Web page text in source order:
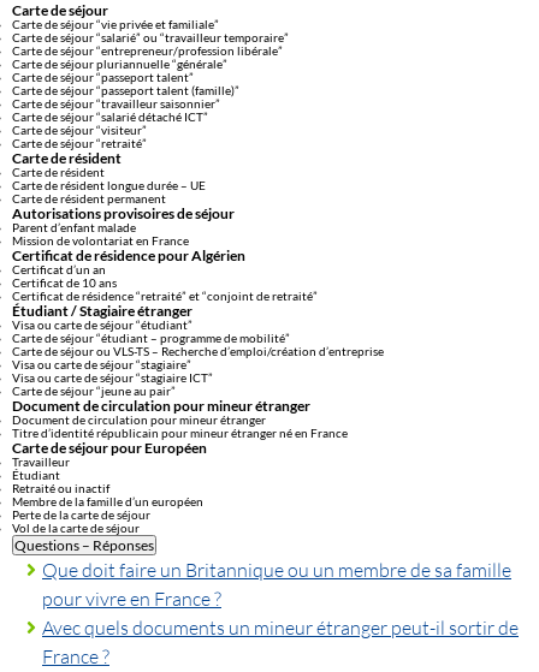
Carte de séjour
Carte de séjour “vie privée et familiale”
Carte de séjour “salarié” ou “travailleur temporaire”
Carte de séjour “entrepreneur/profession libérale”
Carte de séjour pluriannuelle “générale”
Carte de séjour “passeport talent”
Carte de séjour “passeport talent (famille)”
Carte de séjour “travailleur saisonnier”
Carte de séjour “salarié détaché ICT”
Carte de séjour “visiteur”
Carte de séjour “retraité”
Carte de résident
Carte de résident
Carte de résident longue durée – UE
Carte de résident permanent
Autorisations provisoires de séjour
Parent d’enfant malade
Mission de volontariat en France
Certificat de résidence pour Algérien
Certificat d’un an
Certificat de 10 ans
Certificat de résidence “retraité” et “conjoint de retraité”
Étudiant / Stagiaire étranger
Visa ou carte de séjour “étudiant”
Carte de séjour “étudiant – programme de mobilité”
Carte de séjour ou VLS-TS – Recherche d’emploi/création d’entreprise
Visa ou carte de séjour “stagiaire”
Visa ou carte de séjour “stagiaire ICT”
Carte de séjour “jeune au pair”
Document de circulation pour mineur étranger
Document de circulation pour mineur étranger
Titre d’identité républicain pour mineur étranger né en France
Carte de séjour pour Européen
Travailleur
Étudiant
Retraité ou inactif
Membre de la famille d’un européen
Perte de la carte de séjour
Vol de la carte de séjour
Questions – Réponses
Que doit faire un Britannique ou un membre de sa famille
pour vivre en France ?
Avec quels documents un mineur étranger peut-il sortir de
France ?